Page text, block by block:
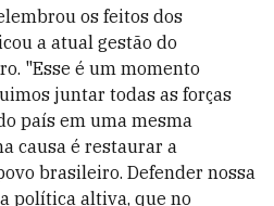
os feitos dos
a atual gestão do
"Esse é um momento
juntar todas as forças
país em uma mesma
causa é restaurar a
brasileiro. Defender nossa
política altiva, que no